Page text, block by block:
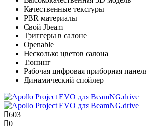
Качественные текстуры
PBR материалы
Свой Jbeam
Триггеры в салоне
Openable
Несколько цветов салона
Тюнинг
Рабочая цифровая приборная
Динамический спойлер
603
0